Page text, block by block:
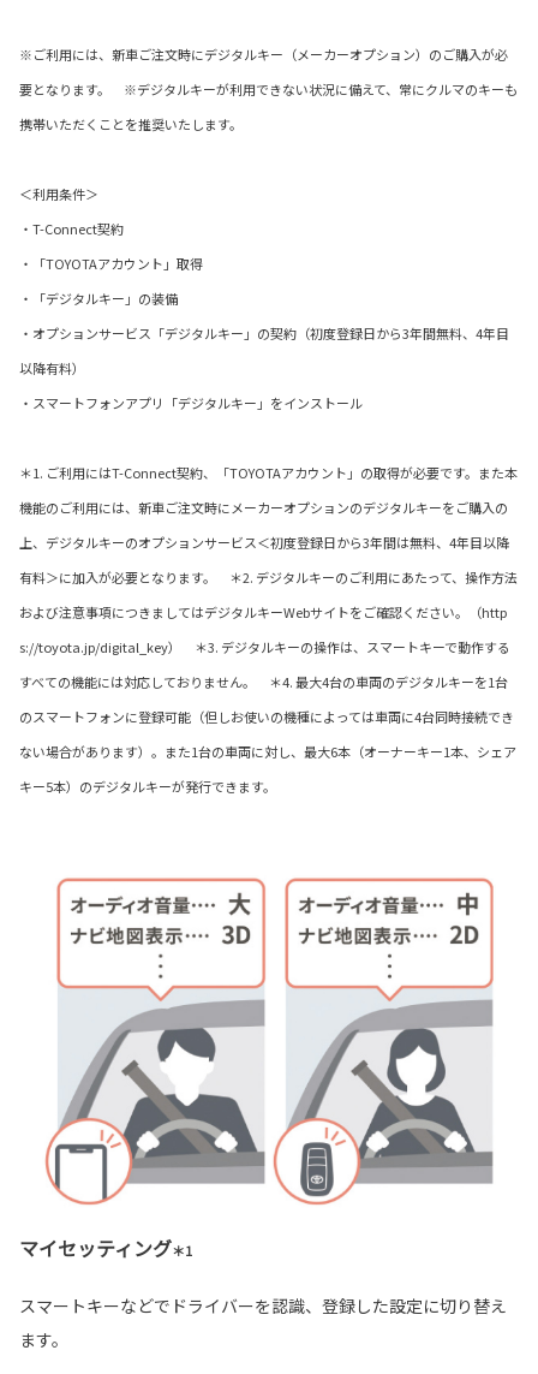
※ご利用には、新車ご注文時にデジタルキー（メーカーオプション）のご購入が必
要となります。 ※デジタルキーが利用できない状況に備えて、常にクルマのキーも
携帯いただくことを推奨いたします。
＜利用条件＞
・T-Connect契約
・「TOYOTAアカウント」取得
・「デジタルキー」の装備
・オプションサービス「デジタルキー」の契約（初度登録日から3年間無料、4年目
以降有料）
・スマートフォンアプリ「デジタルキー」をインストール
＊1. ご利用にはT-Connect契約、「TOYOTAアカウント」の取得が必要です。また本
機能のご利用には、新車ご注文時にメーカーオプションのデジタルキーをご購入の
上、デジタルキーのオプションサービス＜初度登録日から3年間は無料、4年目以降
有料＞に加入が必要となります。 ＊2. デジタルキーのご利用にあたって、操作方法
および注意事項につきましてはデジタルキーWebサイトをご確認ください。（http
s://toyota.jp/digital_key） ＊3. デジタルキーの操作は、スマートキーで動作する
すべての機能には対応しておりません。 ＊4. 最大4台の車両のデジタルキーを1台
のスマートフォンに登録可能（但しお使いの機種によっては車両に4台同時接続でき
ない場合があります）。また1台の車両に対し、最大6本（オーナーキー1本、シェア
キー5本）のデジタルキーが発行できます。
マイセッティング＊1
スマートキーなどでドライバーを認識、登録した設定に切り替え
ます。